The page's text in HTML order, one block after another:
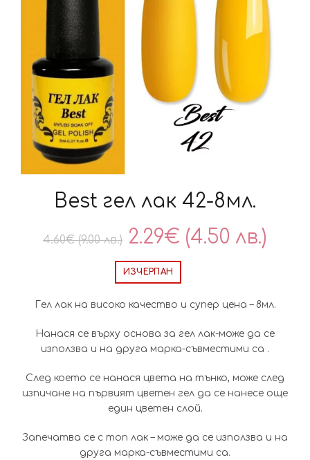
Best гел лак 42-8мл.
4.60€ (9.00 лв.) Original
price
was:
4.60€
(9.00
лв.).
2.29€ (4.50 лв.)
е:
(4.50
лв.).
ИЗЧЕРПАН
Гел лак на високо качество и супер цена – 8мл.
Нанася се върху основа за гел лак-може да се
използва и на друга марка-съвместими са .
След което се нанася цвета на тънко, може след
изпичане на първият цветен гел да се нанесе още
един цветен слой.
Запечатва се с топ лак – може да се използва и на
друга марка-съвместими са.